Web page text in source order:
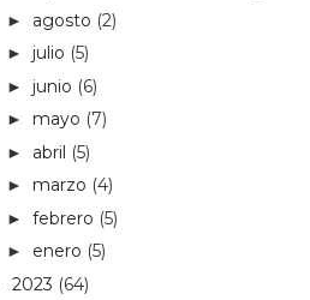
► agosto (2)
► julio (5)
► junio (6)
► mayo (7)
► abril (5)
► marzo (4)
► febrero (5)
► enero (5)
2023 (64)